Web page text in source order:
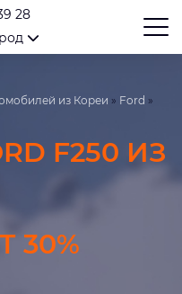
28
из Кореи » Ford »
F250 ИЗ
30%